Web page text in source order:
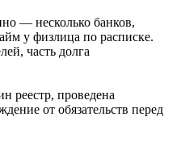
— несколько банков,
у физлица по расписке.
часть долга
реестр, проведена
от обязательств перед